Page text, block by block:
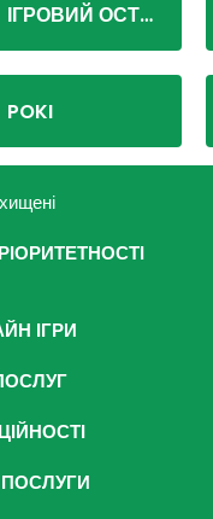
ІГРОВИЙ ОСТРІВ
POKI
ІГРИ